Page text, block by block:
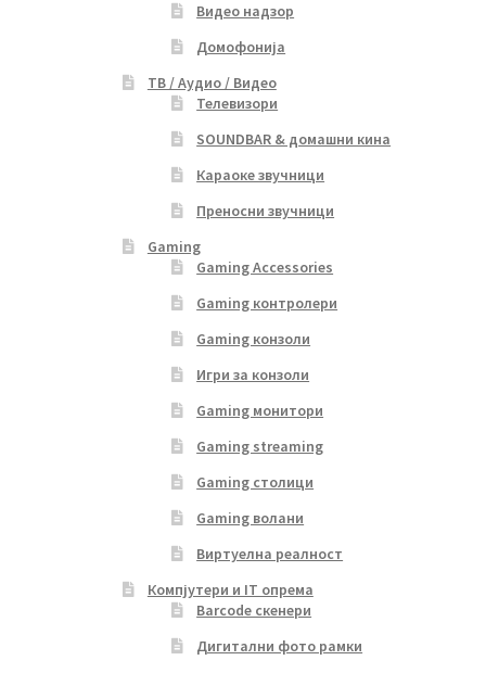
Видео надзор
Домофонија
ТВ / Аудио / Видео
Телевизори
SOUNDBAR & домашни кина
Караоке звучници
Преносни звучници
Gaming
Gaming Accessories
Gaming контролери
Gaming конзоли
Игри за конзоли
Gaming монитори
Gaming streaming
Gaming столици
Gaming волани
Виртуелна реалност
Компјутери и IT опрема
Barcode скенери
Дигитални фото рамки